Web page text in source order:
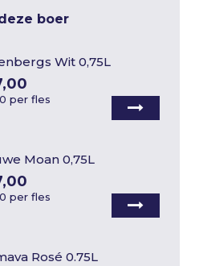
boer
Wit 0,75L
per fles
Moan 0,75L
per fles
Rosé 0.75L